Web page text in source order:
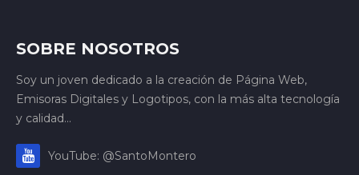
SOBRE NOSOTROS
Soy un joven dedicado a la creación de Página Web,
Emisoras Digitales y Logotipos, con la más alta tecnología
y calidad...
YouTube: @SantoMontero